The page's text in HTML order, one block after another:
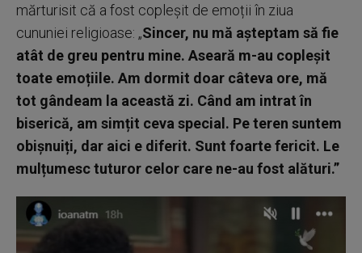
mărturisit că a fost copleșit de emoții în ziua
cununiei religioase: „Sincer, nu mă așteptam să fie
atât de greu pentru mine. Aseară m-au copleșit
toate emoțiile. Am dormit doar câteva ore, mă
tot gândeam la această zi. Când am intrat în
biserică, am simțit ceva special. Pe teren suntem
obișnuiți, dar aici e diferit. Sunt foarte fericit. Le
mulțumesc tuturor celor care ne-au fost alături.”